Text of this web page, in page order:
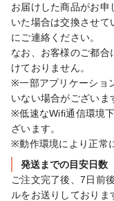
お届けした商品がお申
いた場合は交換させて
にご連絡ください。
なお、お客様のご都
けておりません。
※一部アプリケーショ
いない場合がございま
※低速なWifi通信環境
ざいます。
※動作環境により正常
発送までの目安日数
ご注文完了後、7日前
ルをお送りしておりま